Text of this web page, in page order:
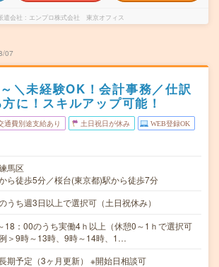
遣会社 エンプロ株式会社 東京オフィス
07
＼未経験OK！会計事務／仕訳
に！スキルアップ可能！
通費別途支給あり 土日祝日が休み WEB登録OK
馬区
ら徒歩5分／桜台(東京都)駅から徒歩7分
うち週3日以上で選択可（土日祝休み）
18：00のうち実働4ｈ以上（休憩0～1ｈで選択可
＞9時～13時、9時～14時、1…
期予定（3ヶ月更新） ※開始日相談可